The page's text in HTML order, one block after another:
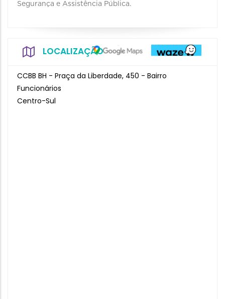
Segurança e Assistência Pública.
LOCALIZAÇÃO
CCBB BH - Praça da Liberdade, 450 - Bairro
Funcionários
Centro-Sul